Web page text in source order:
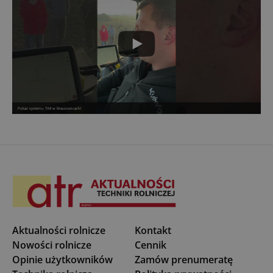
Pokaz systemu TIM w Braszowicach!
Aktualności rolnicze
Nowości rolnicze
Opinie użytkowników
Kontakt
Cennik
Zamów prenumeratę